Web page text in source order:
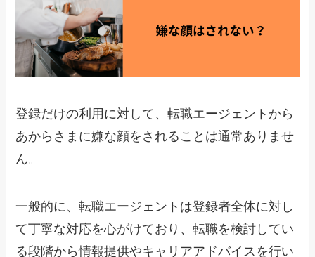
登録だけの利用に対して、転職エージェントから
あからさまに嫌な顔をされることは通常ありませ
ん。
一般的に、転職エージェントは登録者全体に対し
て丁寧な対応を心がけており、転職を検討してい
る段階から情報提供やキャリアアドバイスを行い